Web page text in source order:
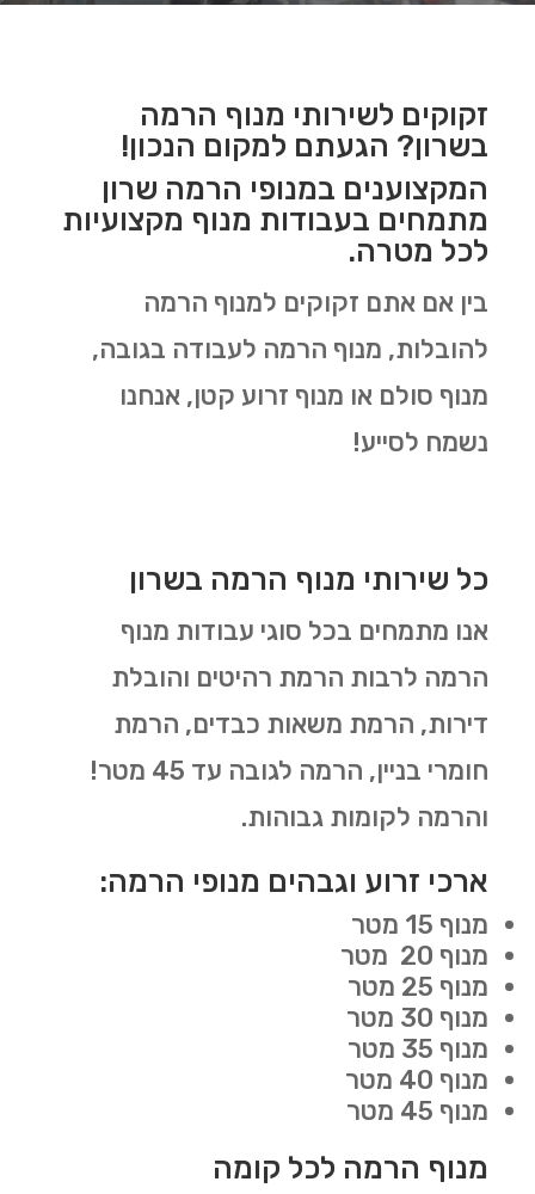
זקוקים לשירותי מנוף הרמה
בשרון? הגעתם למקום הנכון!
המקצוענים במנופי הרמה שרון
מתמחים בעבודות מנוף מקצועיות
לכל מטרה.
בין אם אתם זקוקים למנוף הרמה
להובלות, מנוף הרמה לעבודה בגובה,
מנוף סולם או מנוף זרוע קטן, אנחנו
נשמח לסייע!
כל שירותי מנוף הרמה בשרון
אנו מתמחים בכל סוגי עבודות מנוף
הרמה לרבות הרמת רהיטים והובלת
דירות, הרמת משאות כבדים, הרמת
חומרי בניין, הרמה לגובה עד 45 מטר!
והרמה לקומות גבוהות.
ארכי זרוע וגבהים מנופי הרמה:
מנוף 15 מטר
מנוף 20 מטר
מנוף 25 מטר
מנוף 30 מטר
מנוף 35 מטר
מנוף 40 מטר
מנוף 45 מטר
מנוף הרמה לכל קומה